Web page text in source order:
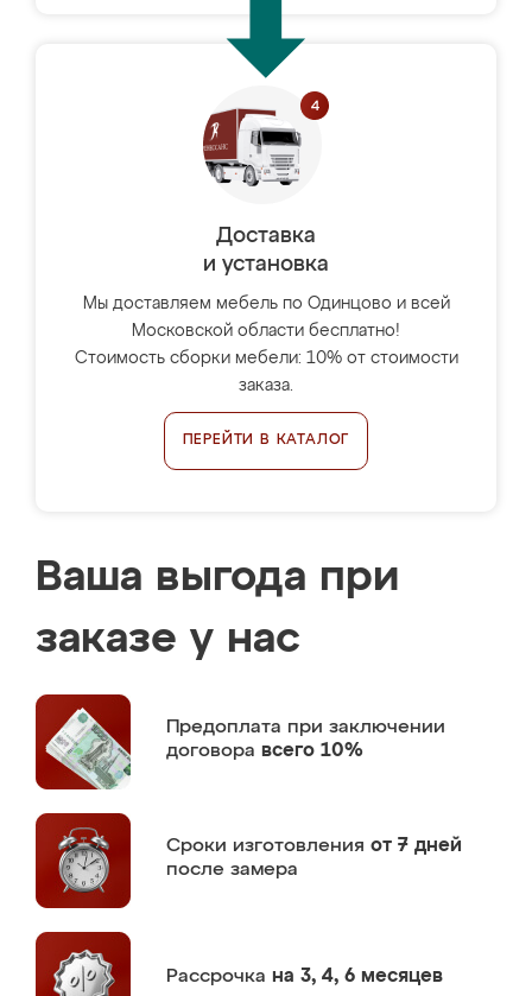
Доставка
и установка
Мы доставляем мебель по Одинцово и всей
Московской области бесплатно!
Стоимость сборки мебели: 10% от стоимости
заказа.
ПЕРЕЙТИ В КАТАЛОГ
Ваша выгода при
заказе у нас
Предоплата при заключении
договора всего 10%
Сроки изготовления от 7 дней
после замера
Рассрочка на 3, 4, 6 месяцев